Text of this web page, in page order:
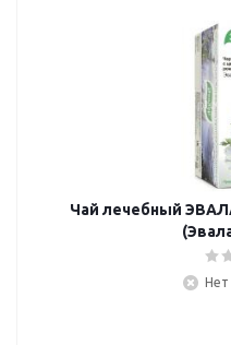
Чай лечебный
Нет